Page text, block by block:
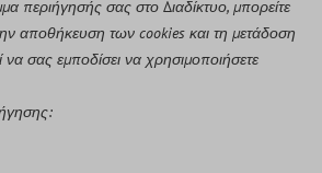
περιήγησής σας στο Διαδίκτυο, μπορείτε
αποθήκευση των cookies και τη μετάδοση
σας εμποδίσει να χρησιμοποιήσετε